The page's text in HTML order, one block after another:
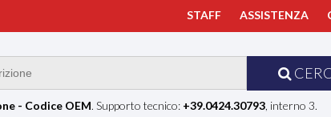
STAFF ASSISTENZA
- Codice OEM. Supporto tecnico: +39.0424.30793, interno 3.